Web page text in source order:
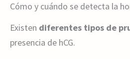
Cómo y cuándo se detecta la
Existen diferentes tipos de
presencia de hCG.